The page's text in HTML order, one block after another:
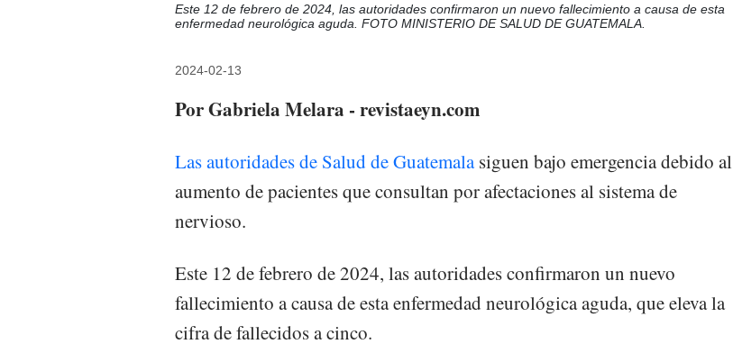
Este 12 de febrero de 2024, las autoridades confirmaron un nuevo fallecimiento a causa de esta
enfermedad neurológica aguda. FOTO MINISTERIO DE SALUD DE GUATEMALA.
2024-02-13
Por Gabriela Melara - revistaeyn.com
Las autoridades de Salud de Guatemalasiguen bajo emergencia debido al
aumento de pacientes que consultan por afectaciones al sistema de
nervioso.
Este 12 de febrero de 2024, las autoridades confirmaron un nuevo
fallecimiento a causa de esta enfermedad neurológica aguda, que eleva la
cifra de fallecidos a cinco.